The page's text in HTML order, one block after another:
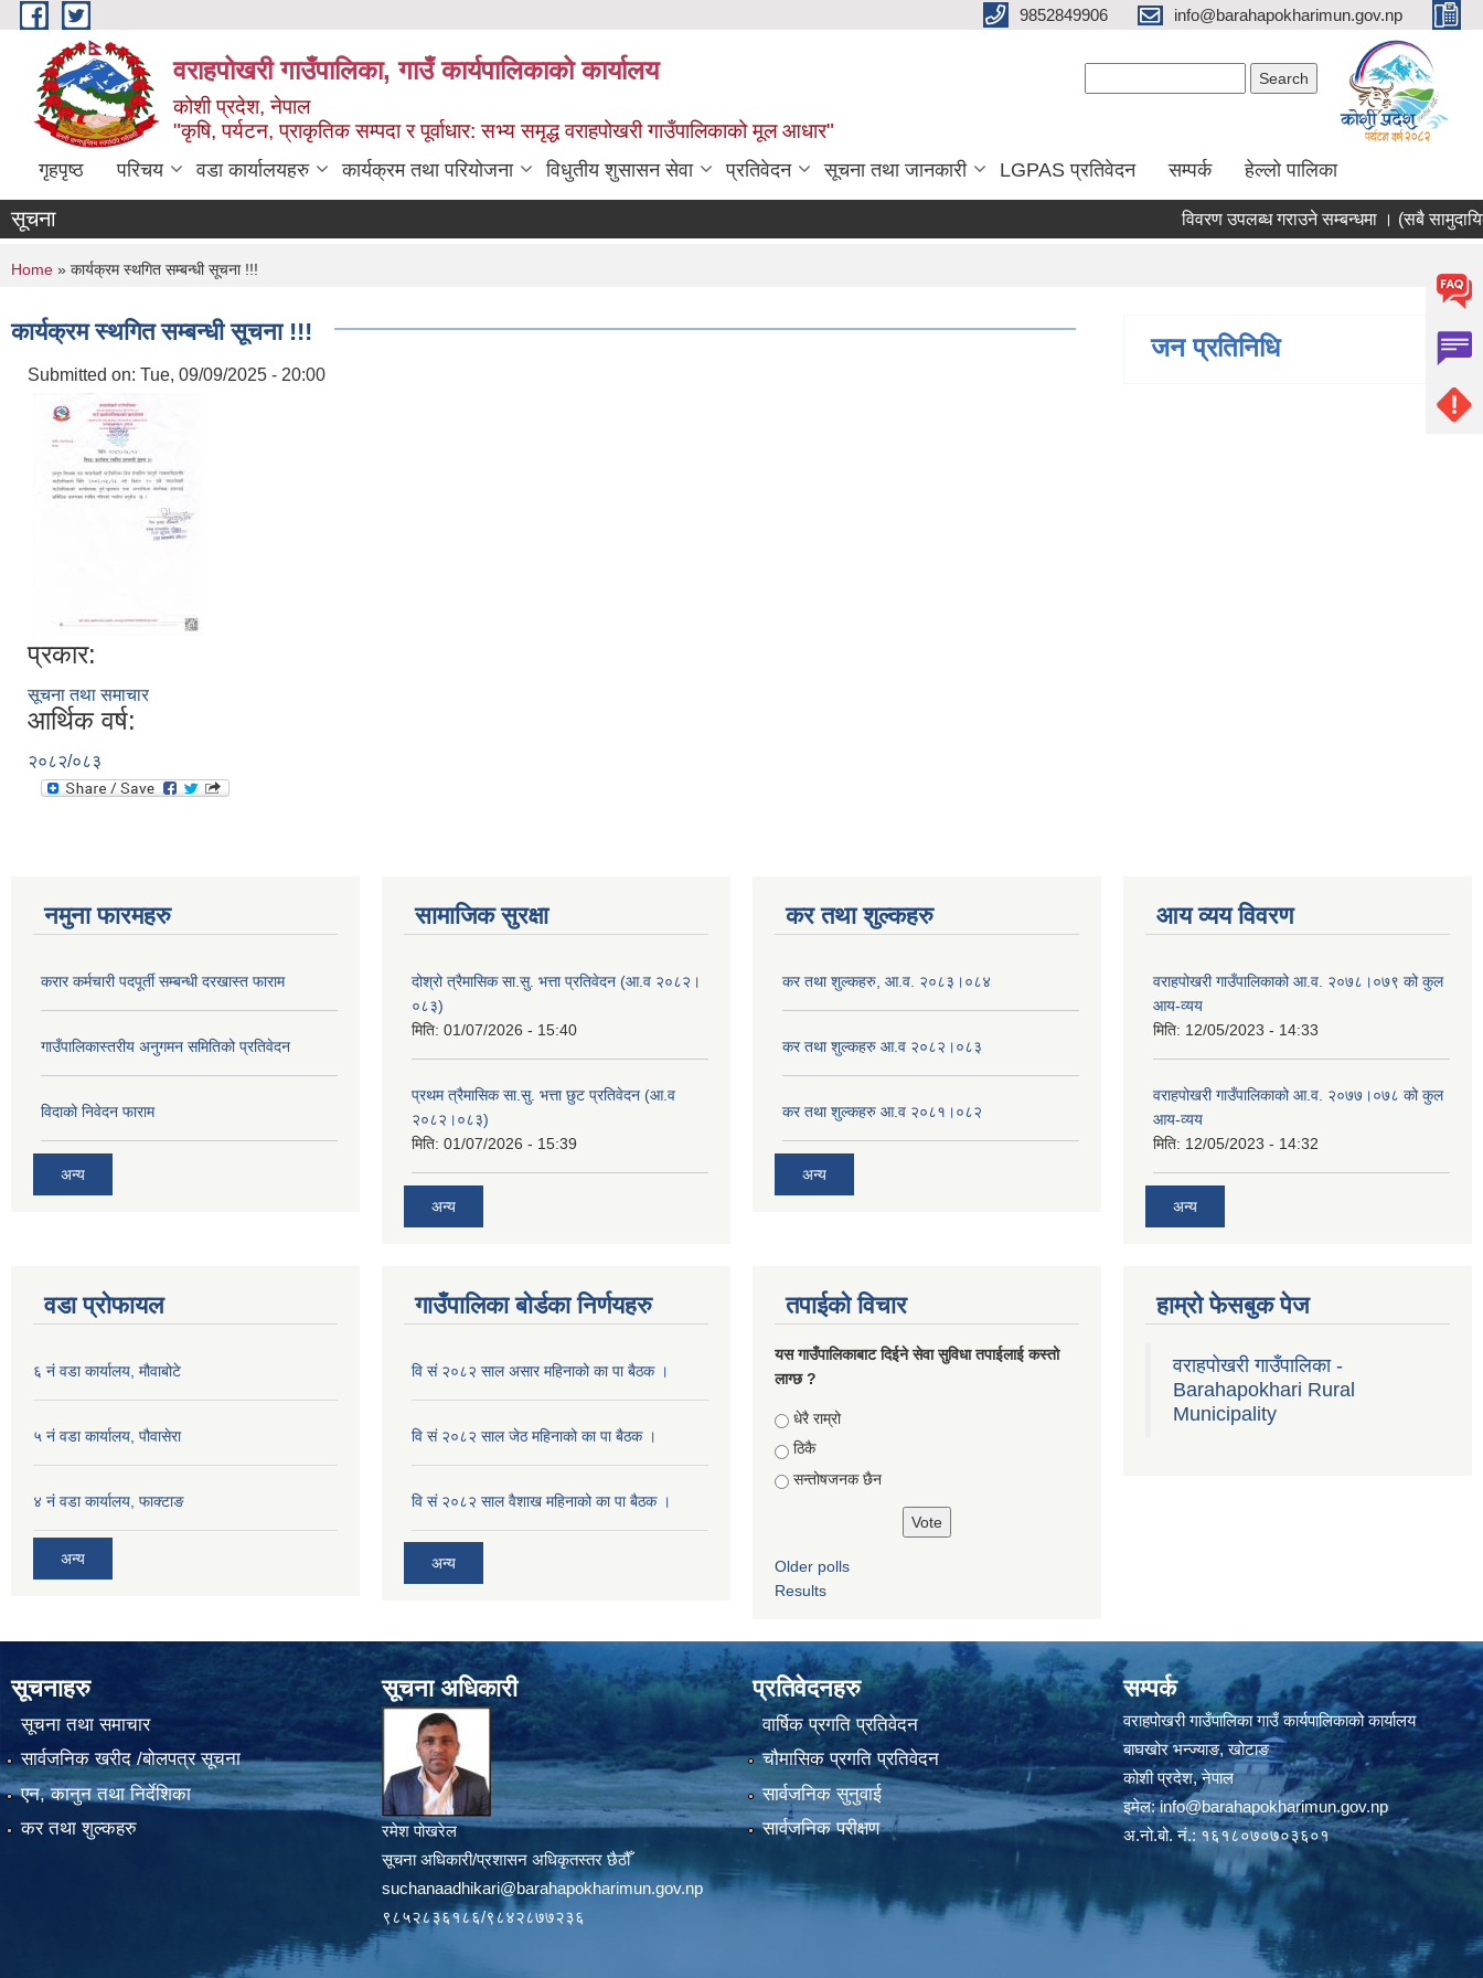
Skip to main content 9852849906 info@barahapokharimun.gov.np
वराहपोखरी गाउँपालिका, गाउँ कार्यपालिकाको कार्यालय
कोशी प्रदेश, नेपाल
"कृषि, पर्यटन, प्राकृतिक सम्पदा र पूर्वाधार: सभ्य समृद्ध वराहपोखरी गाउँपालिकाको मूल आधार"
गृहपृष्ठ परिचय वडा कार्यालयहरु कार्यक्रम तथा परियोजना विधुतीय शुसासन सेवा प्रतिवेदन सूचना तथा जानकारी LGPAS प्रतिवेदन सम्पर्क हेल्लो पालिका
सूचना विवरण उपलब्ध गराउने सम्बन्धमा । (सबै सामुदायिक
You are here
Home » कार्यक्रम स्थगित सम्बन्धी सूचना !!!
कार्यक्रम स्थगित सम्बन्धी सूचना !!!
Submitted on: Tue, 09/09/2025 - 20:00
प्रकार:
सूचना तथा समाचार
आर्थिक वर्ष:
२०८२/०८३
जन प्रतिनिधि
नमुना फारमहरु
करार कर्मचारी पदपूर्ती सम्बन्धी दरखास्त फाराम
गाउँपालिकास्तरीय अनुगमन समितिको प्रतिवेदन
विदाको निवेदन फाराम
अन्य
सामाजिक सुरक्षा
दोश्रो त्रैमासिक सा.सु. भत्ता प्रतिवेदन (आ.व २०८२।
०८३)
मिति: 01/07/2026 - 15:40
प्रथम त्रैमासिक सा.सु. भत्ता छुट प्रतिवेदन (आ.व
२०८२।०८३)
मिति: 01/07/2026 - 15:39
अन्य
कर तथा शुल्कहरु
कर तथा शुल्कहरु, आ.व. २०८३।०८४
कर तथा शुल्कहरु आ.व २०८२।०८३
कर तथा शुल्कहरु आ.व २०८१।०८२
अन्य
आय व्यय विवरण
वराहपोखरी गाउँपालिकाको आ.व. २०७८।०७९ को कुल
आय-व्यय
मिति: 12/05/2023 - 14:33
वराहपोखरी गाउँपालिकाको आ.व. २०७७।०७८ को कुल
आय-व्यय
मिति: 12/05/2023 - 14:32
अन्य
वडा प्रोफायल
६ नं वडा कार्यालय, मौवाबोटे
५ नं वडा कार्यालय, पौवासेरा
४ नं वडा कार्यालय, फाक्टाङ
अन्य
गाउँपालिका बोर्डका निर्णयहरु
वि सं २०८२ साल असार महिनाको का पा बैठक ।
वि सं २०८२ साल जेठ महिनाको का पा बैठक ।
वि सं २०८२ साल वैशाख महिनाको का पा बैठक ।
अन्य
तपाईको विचार
यस गाउँपालिकाबाट दिईने सेवा सुविधा तपाईलाई कस्तो
लाग्छ ?
Choices
धेरै राम्रो
ठिकै
सन्तोषजनक छैन
Older polls
Results
हाम्रो फेसबुक पेज
वराहपोखरी गाउँपालिका -
Barahapokhari Rural
Municipality
सूचनाहरु
सूचना तथा समाचार
सार्वजनिक खरीद /बोलपत्र सूचना
एन, कानुन तथा निर्देशिका
कर तथा शुल्कहरु
सूचना अधिकारी
रमेश पोखरेल
सूचना अधिकारी/प्रशासन अधिकृतस्तर छैठौँ
suchanaadhikari@barahapokharimun.gov.np
९८५२८३६१८६/९८४२८७७२३६
प्रतिवेदनहरु
वार्षिक प्रगति प्रतिवेदन
चौमासिक प्रगति प्रतिवेदन
सार्वजनिक सुनुवाई
सार्वजनिक परीक्षण
सम्पर्क
वराहपोखरी गाउँपालिका गाउँ कार्यपालिकाको कार्यालय
बाघखोर भन्ज्याङ, खोटाङ
कोशी प्रदेश, नेपाल
इमेल:info@barahapokharimun.gov.np
अ.नो.बो. नं.: १६१८०७०७०३६०१